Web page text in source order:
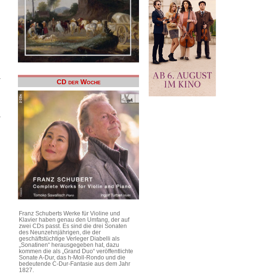
CD der Woche
Franz Schuberts Werke für Violine und
Klavier haben genau den Umfang, der auf
zwei CDs passt. Es sind die drei Sonaten
des Neunzehnjährigen, die der
geschäftstüchtige Verleger Diabelli als
„Sonatinen“ herausgegeben hat, dazu
kommen die als „Grand Duo“ veröffentlichte
Sonate A-Dur, das h-Moll-Rondo und die
bedeutende C-Dur-Fantasie aus dem Jahr
1827.